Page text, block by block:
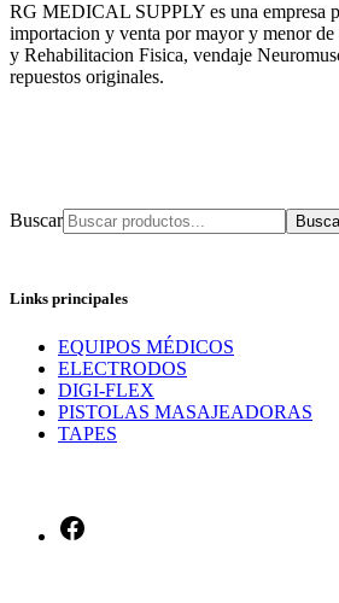
RG MEDICAL SUPPLY es una empresa
importacion y venta por mayor y menor de
y Rehabilitacion Fisica, vendaje
repuestos originales.
Buscar
Links principales
EQUIPOS MÉDICOS
ELECTRODOS
DIGI-FLEX
PISTOLAS MASAJEADORAS
TAPES